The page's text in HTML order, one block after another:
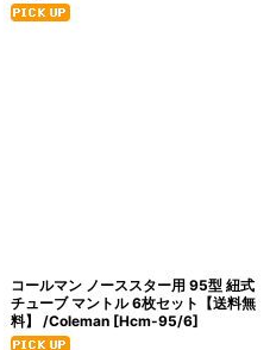
コールマン ノーススター用 95型 紐式
チューブ マントル 6枚セット【送料無
料】 /Coleman [Hcm-95/6]